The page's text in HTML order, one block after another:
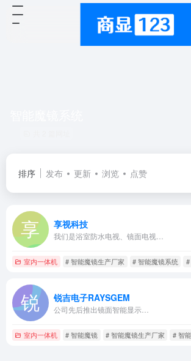
排序 发布 更新 浏览 点赞
享视科技
我们是浴室防水电视、镜面电视…
室内一体机 # 智能魔镜生产厂家 # 智能魔镜系统
锐吉电子RAYSGEM
公司先后推出镜面智能显示…
室内一体机 # 智能魔镜 # 智能魔镜生产厂家 # 智